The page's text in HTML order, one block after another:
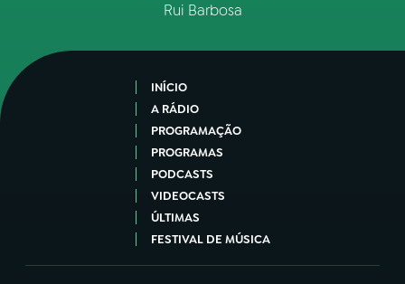
Rui Barbosa
INÍCIO
A RÁDIO
PROGRAMAÇÃO
PROGRAMAS
PODCASTS
VIDEOCASTS
ÚLTIMAS
FESTIVAL DE MÚSICA